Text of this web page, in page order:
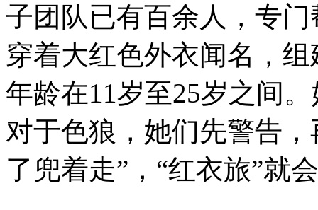
日本女生用性服务换好看发型 剪发不给钱
新疆68岁老人义务修堤 30年种4万棵树
美女张紫妍生前禁片曝光 尺度直逼AV
子团队已有百余人，专
穿着大红色外衣闻名，
年龄在11岁至25岁之间
对于色狼，她们先警告
了兜着走”，“红衣旅”就